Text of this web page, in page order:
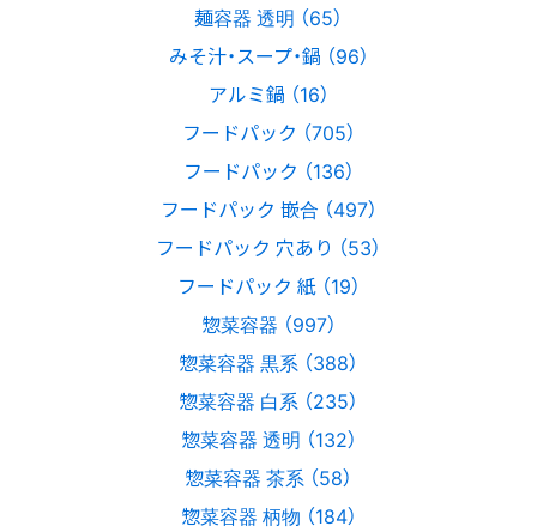
麺容器 透明 （65）
みそ汁・スープ・鍋 （96）
アルミ鍋 （16）
フードパック （705）
フードパック （136）
フードパック 嵌合 （497）
フードパック 穴あり （53）
フードパック 紙 （19）
惣菜容器 （997）
惣菜容器 黒系 （388）
惣菜容器 白系 （235）
惣菜容器 透明 （132）
惣菜容器 茶系 （58）
惣菜容器 柄物 （184）